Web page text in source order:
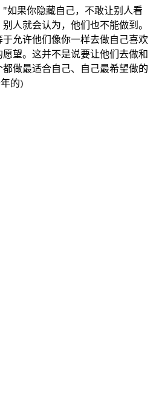
如果你隐藏自己，不敢让别人看
人就会认为，他们也不能做到。
允许他们像你一样去做自己喜欢
望。这并不是说要让他们去做和
做最适合自己、自己最希望做的
的)